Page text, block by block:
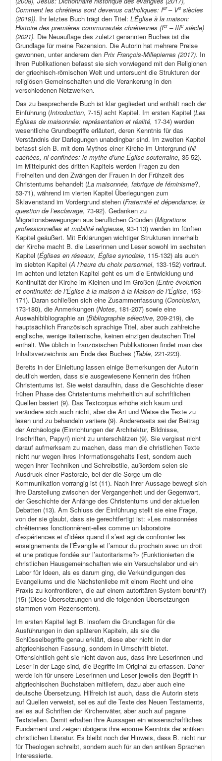
Comment les chrétiens sont devenus catholiques: Ier– Ve siècles
(2019)). Ihr letztes Buch trägt den Titel: L’Église à la maison:
Histoire des premières communautés chrétiennes (Ier– IIIe siècle)
(2021). Die Neuauflage des zuletzt genannten Buches ist die
Grundlage für meine Rezension. Die Autorin hat mehrere Preise
gewonnen, unter anderem den Prix François-Millepierres (2017). In
ihren Publikationen befasst sie sich vorwiegend mit den Religionen
der griechisch-römischen Welt und untersucht die Strukturen der
religiösen Gemeinschaften und die Verankerung in den
verschiedenen Netzwerken.
Das zu besprechende Buch ist klar gegliedert und enthält nach der
Einführung (Introduction, 7-15) acht Kapitel. Im ersten Kapitel (Les
Églises de maisonnée: représentation et réalité, 17-34) werden
wesentliche Grundbegriffe erläutert, deren Kenntnis für das
Verständnis der Darlegungen unabdingbar sind. Im zweiten Kapitel
befasst sich B. mit dem Mythos einer Kirche im Untergrund (Ni
cachées, ni confinées: le mythe d’une Église souterraine, 35-52).
Im Mittelpunkt des dritten Kapitels werden Fragen zu den
Freiheiten und den Zwängen der Frauen in der Frühzeit des
Christentums behandelt (La maisonnée, fabrique de féminisme?,
53-71), während im vierten Kapitel Überlegungen zum
Sklavenstand im Vordergrund stehen (Fraternité et dépendance: la
question de l’esclavage, 73-92). Gedanken zu
Migrationsbewegungen aus beruflichen Gründen (Migrations
professionnelles et mobilité religieuse, 93-113) werden im fünften
Kapitel geäußert. Mit Erklärungen wichtiger Strukturen innerhalb
der Kirche macht B. die Leserinnen und Leser sowohl im sechsten
Kapitel (Églises en réseaux, Église synodale, 115-132) als auch
im siebten Kapitel (À l’heure du choix personnel, 133-152) vertraut.
Im achten und letzten Kapitel geht es um die Entwicklung und
Kontinuität der Kirche im Kleinen und im Großen (Entre évolution
et continuité: de l’Église à la maison à la Maison de l’Église, 153-
171). Daran schließen sich eine Zusammenfassung (Conclusion,
173-180), die Anmerkungen (Notes, 181-207) sowie eine
Auswahlbibliographie an (Bibliographie sélective, 209-219), die
hauptsächlich Französisch sprachige Titel, aber auch zahlreiche
englische, wenige italienische, keinen einzigen deutschen Titel
enthält. Wie üblich in französischen Publikationen findet man das
Inhaltsverzeichnis am Ende des Buches (Table, 221-223).
Bereits in der Einleitung lassen einige Bemerkungen der Autorin
deutlich werden, dass sie ausgewiesene Kennerin des frühen
Christentums ist. Sie weist daraufhin, dass die Geschichte dieser
frühen Phase des Christentums mehrheitlich auf schriftlichen
Quellen basiert (9). Das Textcorpus erhöhe sich kaum und
verändere sich auch nicht, aber die Art und Weise die Texte zu
lesen und zu behandeln variiere (9). Andererseits sei der Beitrag
der Archäologie (Einrichtungen der Architektur, Bildnisse,
Inschriften, Papyri) nicht zu unterschätzen (9). Sie vergisst nicht
darauf aufmerksam zu machen, dass man die christlichen Texte
nicht nur wegen ihres Informationsgehalts liest, sondern auch
wegen ihrer Techniken und Schreibstile, außerdem seien sie
Ausdruck einer Pastorale, bei der die Sorge um die
Kommunikation vorrangig ist (11). Nach ihrer Aussage bewegt sich
ihre Darstellung zwischen der Vergangenheit und der Gegenwart,
der Geschichte der Anfänge des Christentums und der aktuellen
Debatten (13). Am Schluss der Einführung stellt sie eine Frage,
von der sie glaubt, dass sie gerechtfertigt ist: «Les maisonnées
chrétiennes fonctionnèrent-elles comme un laboratoire
d’expériences et d’idées quand il s’est agi de confronter les
enseignements de l’Évangile et l’amour du prochain avec un droit
et une pratique fondée sur l’autoritarisme?» (Funktionierten die
christlichen Hausgemeinschaften wie ein Versuchslabor und ein
Labor für Ideen, als es darum ging, die Verkündigungen des
Evangeliums und die Nächstenliebe mit einem Recht und eine
Praxis zu konfrontieren, die auf einem autoritären System beruht?)
(15) (Diese Übersetzungen und die folgenden Übersetzungen
stammen vom Rezensenten).
Im ersten Kapitel legt B. insofern die Grundlagen für die
Ausführungen in den späteren Kapiteln, als sie die
Schlüsselbegriffe genau erklärt, diese aber nicht in der
altgriechischen Fassung, sondern in Umschrift bietet.
Offensichtlich geht sie nicht davon aus, dass ihre Leserinnen und
Leser in der Lage sind, die Begriffe im Original zu erfassen. Daher
werde ich für unsere Leserinnen und Leser jeweils den Begriff in
altgriechischen Buchstaben mitliefern, dazu aber auch eine
deutsche Übersetzung. Hilfreich ist auch, dass die Autorin stets
auf Quellen verweist, sei es auf die Texte des Neuen Testaments,
sei es auf Schriften der Kirchenväter, aber auch auf pagane
Textstellen. Damit erhalten ihre Aussagen ein wissenschaftliches
Fundament und zeigen übrigens ihre enorme Kenntnis der antiken
christlichen Literatur. Es bleibt noch der Hinweis, dass B. nicht nur
für Theologen schreibt, sondern auch für an den antiken Sprachen
Interessierte.